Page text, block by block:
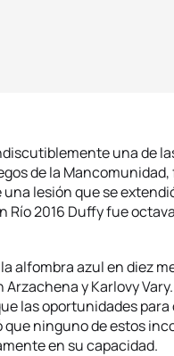
una de
de la
una lesión que se
Río 2016 Duffy fue
alfombra azul en diez
y Karlovy
las oportunidades
que ninguno de estos
en su capacidad.